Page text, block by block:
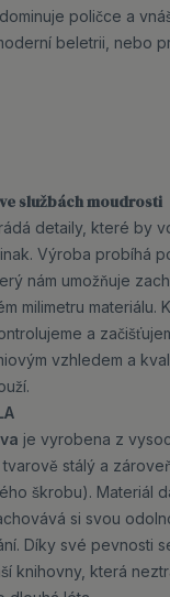
poličce a
beletrii, nebo
službách moudrosti
detaily, které by
Výroba probíhá
nám umožňuje
milimetru materiálu.
a
vzhledem a
je vyrobena z
stálý a
škrobu). Materiál
si svou
Díky své pevnosti
knihovny, která